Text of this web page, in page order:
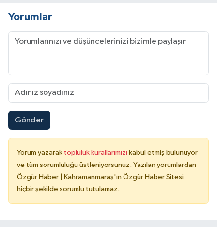
Yorumlar
Gönder
Yorum yazarak topluluk kurallarımızı kabul etmiş bulunuyor
ve tüm sorumluluğu üstleniyorsunuz. Yazılan yorumlardan
Özgür Haber | Kahramanmaraş'ın Özgür Haber Sitesi
hiçbir şekilde sorumlu tutulamaz.